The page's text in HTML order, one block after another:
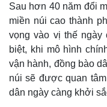
Sau hơn 40 năm đổi
miền núi cao thành
vọng vào vị thế
biệt, khi mô hình
vận hành, đồng bào
núi sẽ được quan
dân ngày càng khởi